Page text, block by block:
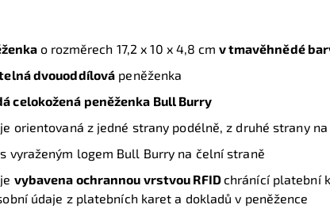
o rozměrech 17,2 x 10 x 4,8 cm v tmavěhnědé
dvouoddílová peněženka
celokožená peněženka Bull Burry
orientovaná z jedné strany podélně, z druhé strany na
vyraženým logem Bull Burry na čelní straně
vybavena ochrannou vrstvou RFIDchránící platební
údaje z platebních karet a dokladů v peněžence